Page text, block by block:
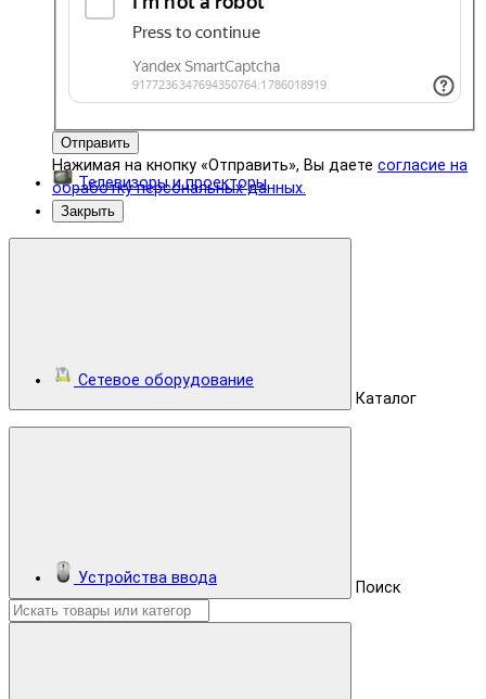
Отправить
Нажимая на кнопку «Отправить», Вы даете согласие на
обработку персональных данных.
Закрыть
Каталог
Поиск
Телевизоры и проекторы
Сетевое оборудование
Устройства ввода